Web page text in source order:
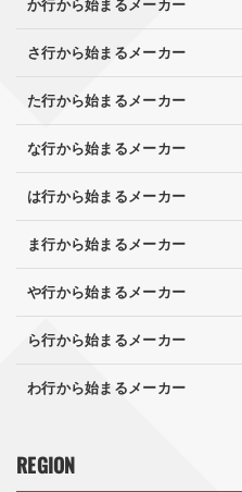
か行から始まるメーカー
さ行から始まるメーカー
た行から始まるメーカー
な行から始まるメーカー
は行から始まるメーカー
ま行から始まるメーカー
や行から始まるメーカー
ら行から始まるメーカー
わ行から始まるメーカー
REGION